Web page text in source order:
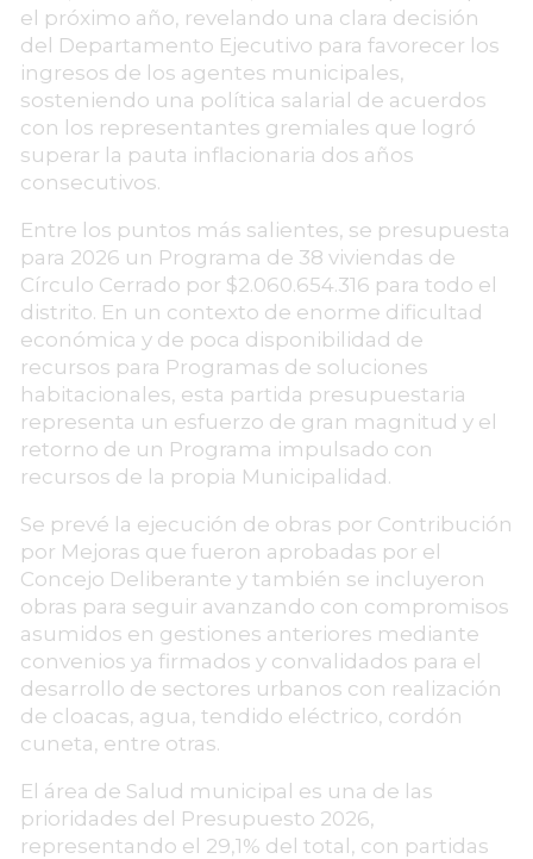
el próximo año, revelando una clara decisión
del Departamento Ejecutivo para favorecer los
ingresos de los agentes municipales,
sosteniendo una política salarial de acuerdos
con los representantes gremiales que logró
superar la pauta inflacionaria dos años
consecutivos.
Entre los puntos más salientes, se presupuesta
para 2026 un Programa de 38 viviendas de
Círculo Cerrado por $2.060.654.316 para todo el
distrito. En un contexto de enorme dificultad
económica y de poca disponibilidad de
recursos para Programas de soluciones
habitacionales, esta partida presupuestaria
representa un esfuerzo de gran magnitud y el
retorno de un Programa impulsado con
recursos de la propia Municipalidad.
Se prevé la ejecución de obras por Contribución
por Mejoras que fueron aprobadas por el
Concejo Deliberante y también se incluyeron
obras para seguir avanzando con compromisos
asumidos en gestiones anteriores mediante
convenios ya firmados y convalidados para el
desarrollo de sectores urbanos con realización
de cloacas, agua, tendido eléctrico, cordón
cuneta, entre otras.
El área de Salud municipal es una de las
prioridades del Presupuesto 2026,
representando el 29,1% del total, con partidas